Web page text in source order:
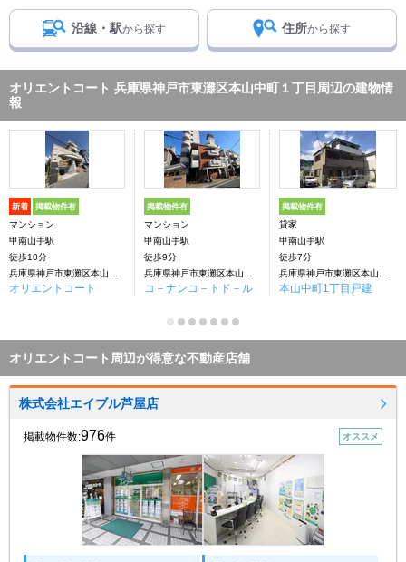
沿線・駅から探す 住所から探す
オリエントコート 兵庫県神戸市東灘区本山中町１丁目周辺の建物情
報
新着 掲載物件有
マンション
甲南山手駅
徒歩10分
オリエントコート
掲載物件有
マンション
甲南山手駅
徒歩9分
コ－ナンコ－トド－ル
掲載物件有
貸家
甲南山手駅
徒歩7分
本山中町1丁目戸建
オリエントコート周辺が得意な不動産店舗
株式会社エイブル芦屋店
掲載物件数:976件 オススメ